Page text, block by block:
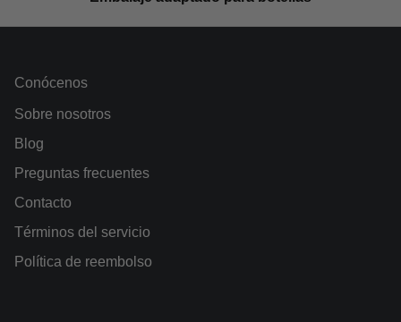
Conócenos
Sobre nosotros
Blog
Preguntas frecuentes
Contacto
Términos del servicio
Política de reembolso